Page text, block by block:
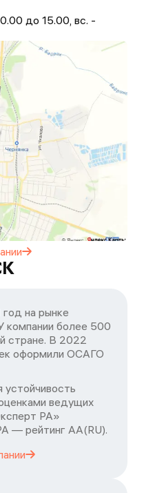
до 15.00, вс. -
на рынке
компании более 500
стране. В 2022
оформили ОСАГО
ведущих
РА»
— рейтинг АА(RU).